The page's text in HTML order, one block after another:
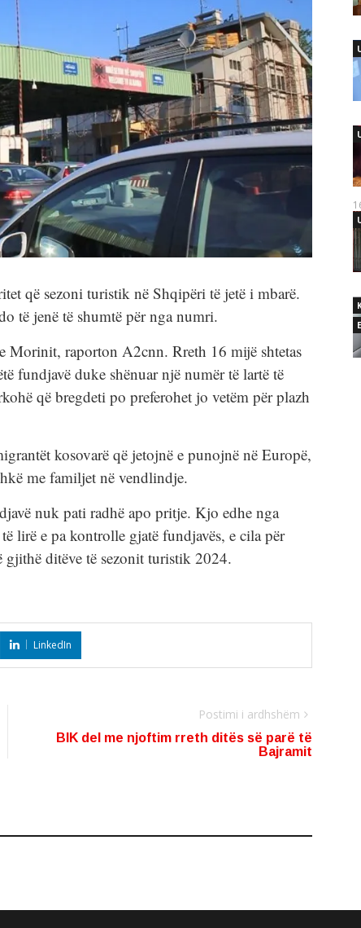
që sezoni turistik në Shqipëri të jetë i mbarë.
të jenë të shumtë për nga numri.
Morinit, raporton A2cnn. Rreth 16 mijë shtetas
fundjavë duke shënuar një numër të lartë të
që bregdeti po preferohet jo vetëm për plazh
kosovarë që jetojnë e punojnë në Europë,
me familjet në vendlindje.
nuk pati radhë apo pritje. Kjo edhe nga
lirë e pa kontrolle gjatë fundjavës, e cila për
ditëve të sezonit turistik 2024.
LinkedIn
Postimi i ardhshëm
BIK del me njoftim rreth ditës së parë të
Bajramit